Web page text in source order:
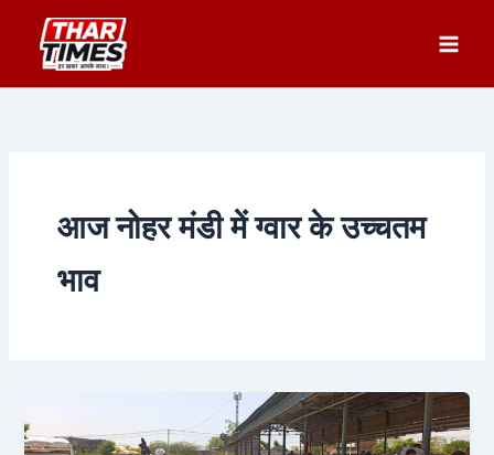
content
आज नोहर मंडी में ग्वार के उच्चतम
भाव